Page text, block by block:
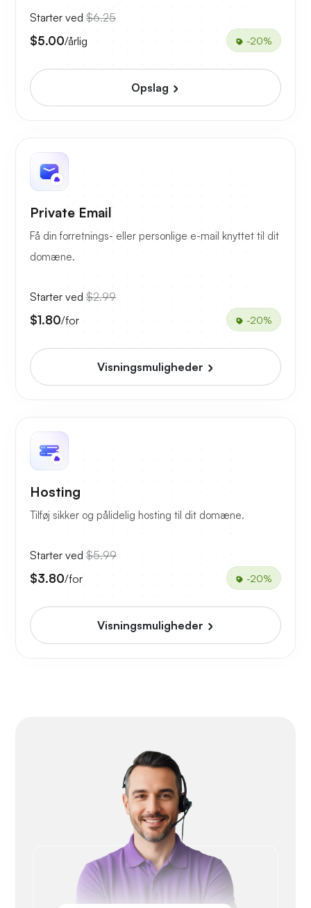
Starter ved $6.25
$5.00/årlig -20%
Opslag
Private Email
Få din forretnings- eller personlige e-mail knyttet til dit
domæne.
Starter ved $2.99
$1.80/for -20%
Visningsmuligheder
Hosting
Tilføj sikker og pålidelig hosting til dit domæne.
Starter ved $5.99
$3.80/for -20%
Visningsmuligheder